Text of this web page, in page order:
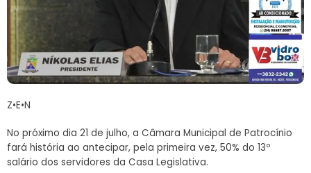
Z•E•N
No próximo dia 21 de julho, a Câmara Municipal de Patrocínio
fará história ao antecipar, pela primeira vez, 50% do 13º
salário dos servidores da Casa Legislativa.